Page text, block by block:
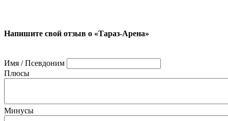
Напишите свой отзыв о «Тараз-Арена»
Имя / Псевдоним
Плюсы
Минусы